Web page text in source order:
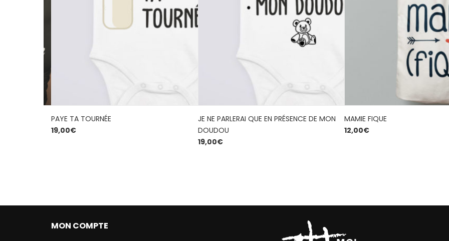
PAYE TA TOURNÉE
19,00€
JE NE PARLERAI QUE EN PRÉSENCE DE MON
DOUDOU
19,00€
MAMIE FIQUE
12,00€
MON COMPTE